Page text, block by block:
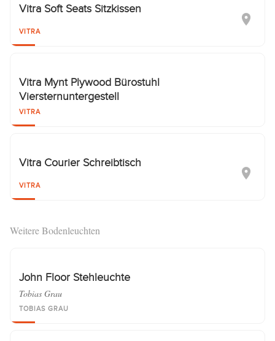
Vitra Soft Seats Sitzkissen
VITRA
Vitra Mynt Plywood Bürostuhl
Viersternuntergestell
VITRA
Vitra Courier Schreibtisch
VITRA
Weitere Bodenleuchten
John Floor Stehleuchte
Tobias Grau
TOBIAS GRAU